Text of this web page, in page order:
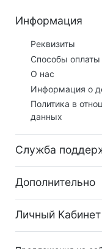
Информация
Реквизиты
Способы оплаты
О нас
Информация о
Политика в
данных
Служба
Дополнительно
Личный Кабинет